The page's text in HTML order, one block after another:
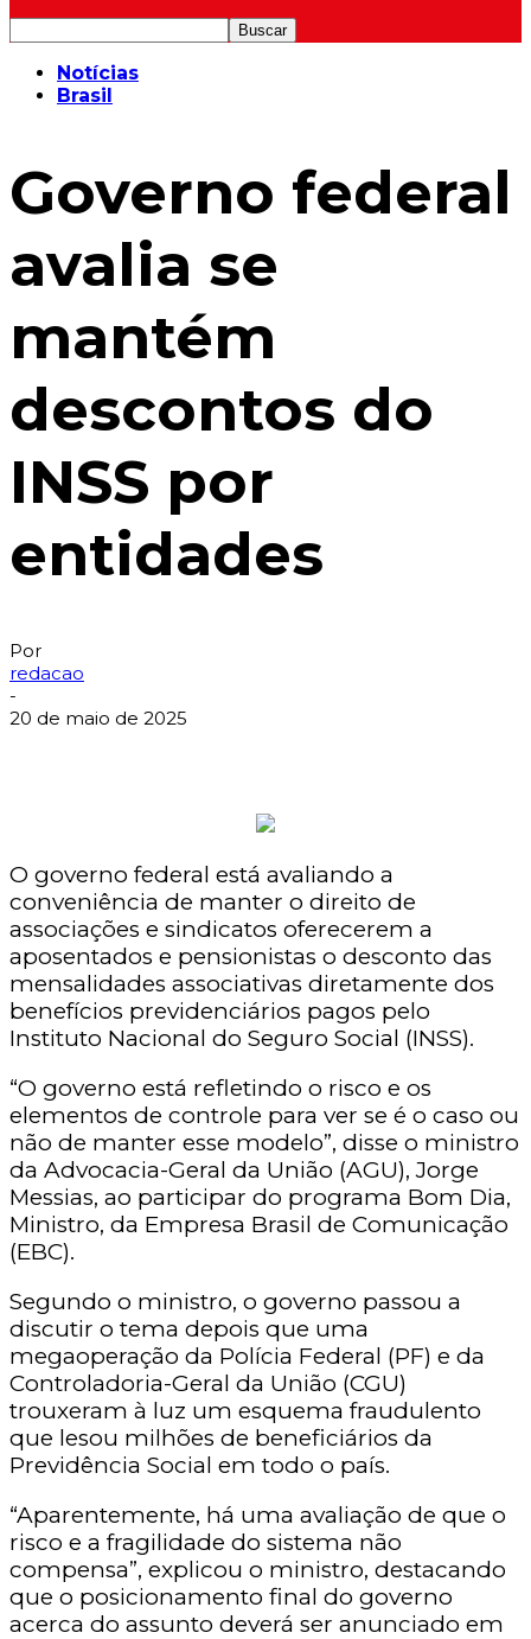
Notícias
Brasil
Governo federal
avalia se
mantém
descontos do
INSS por
entidades
Por
redacao
-
20 de maio de 2025
O governo federal está avaliando a
conveniência de manter o direito de
associações e sindicatos oferecerem a
aposentados e pensionistas o desconto das
mensalidades associativas diretamente dos
benefícios previdenciários pagos pelo
Instituto Nacional do Seguro Social (INSS).
“O governo está refletindo o risco e os
elementos de controle para ver se é o caso ou
não de manter esse modelo”, disse o ministro
da Advocacia-Geral da União (AGU), Jorge
Messias, ao participar do programa Bom Dia,
Ministro, da Empresa Brasil de Comunicação
(EBC).
Segundo o ministro, o governo passou a
discutir o tema depois que uma
megaoperação da Polícia Federal (PF) e da
Controladoria-Geral da União (CGU)
trouxeram à luz um esquema fraudulento
que lesou milhões de beneficiários da
Previdência Social em todo o país.
“Aparentemente, há uma avaliação de que o
risco e a fragilidade do sistema não
compensa”, explicou o ministro, destacando
que o posicionamento final do governo
acerca do assunto deverá ser anunciado em